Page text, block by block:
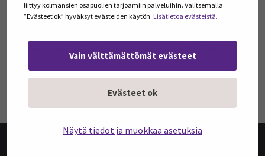
liittyy kolmansien osapuolien tarjoamiin palveluihin. Valitsemalla
”Evästeet ok” hyväksyt evästeiden käytön. Lisätietoa evästeistä.
Vain välttämättömät evästeet
Evästeet ok
Näytä tiedot ja muokkaa asetuksia
TILAA ARTIKKELEITA JA PODCASTEJA
podcasteja omaan sähköpostiisi. Koosteet
viimeisimmistä julkaisuista lähetetään tilaajille
kerran kuukaudessa.
TILAA UUTISKIRJEITÄ